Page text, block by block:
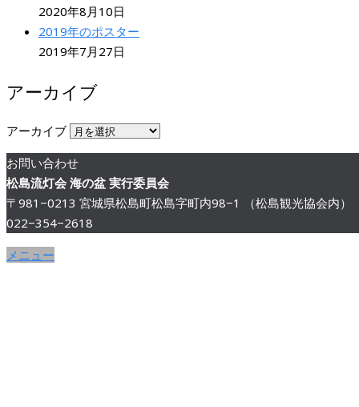
2020年8月10日
2019年のポスター
2019年7月27日
アーカイブ
アーカイブ
お問い合わせ
松島流灯会 海の盆 実行委員会
〒981−0213 宮城県松島町松島字町内98−1 （松島観光協会内）
022−354−2618
メニュー